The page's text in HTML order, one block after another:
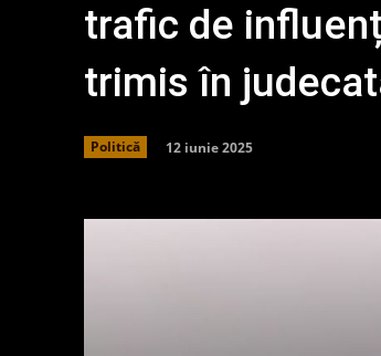
trafic de
trimis în
Politică 12 iunie 2025